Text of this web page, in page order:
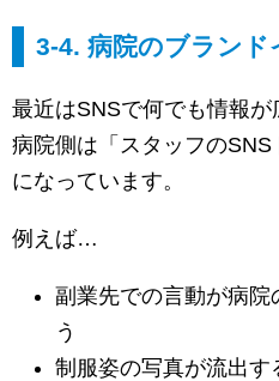
3-4. 病院のブラン
最近はSNSで何でも情報が
病院側は「スタッフの
になっています。
例えば…
副業先での言動が病院
う
制服姿の写真が流出す